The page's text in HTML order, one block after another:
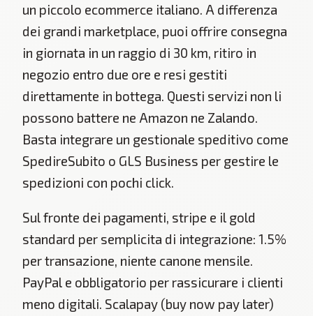
un piccolo ecommerce italiano. A differenza
dei grandi marketplace, puoi offrire consegna
in giornata in un raggio di 30 km, ritiro in
negozio entro due ore e resi gestiti
direttamente in bottega. Questi servizi non li
possono battere ne Amazon ne Zalando.
Basta integrare un gestionale speditivo come
SpedireSubito o GLS Business per gestire le
spedizioni con pochi click.
Sul fronte dei pagamenti, stripe e il gold
standard per semplicita di integrazione: 1.5%
per transazione, niente canone mensile.
PayPal e obbligatorio per rassicurare i clienti
meno digitali. Scalapay (buy now pay later)